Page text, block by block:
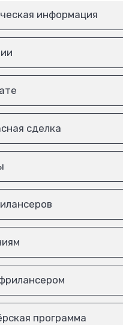
информация
сделка
программа